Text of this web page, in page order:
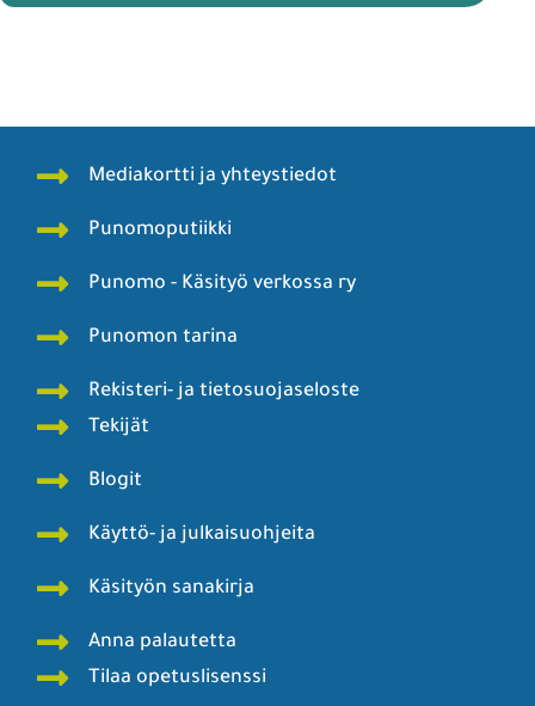
Mediakortti ja yhteystiedot
Punomoputiikki
Punomo - Käsityö verkossa ry
Punomon tarina
Rekisteri- ja tietosuojaseloste
Tekijät
Blogit
Käyttö- ja julkaisuohjeita
Käsityön sanakirja
Anna palautetta
Tilaa opetuslisenssi